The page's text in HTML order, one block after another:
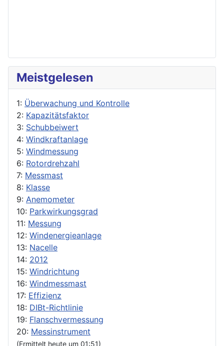
Meistgelesen
1: Überwachung und Kontrolle
2: Kapazitätsfaktor
3: Schubbeiwert
4: Windkraftanlage
5: Windmessung
6: Rotordrehzahl
7: Messmast
8: Klasse
9: Anemometer
10: Parkwirkungsgrad
11: Messung
12: Windenergieanlage
13: Nacelle
14: 2012
15: Windrichtung
16: Windmessmast
17: Effizienz
18: DIBt-Richtlinie
19: Flanschvermessung
20: Messinstrument
(Ermittelt heute um 01:51)